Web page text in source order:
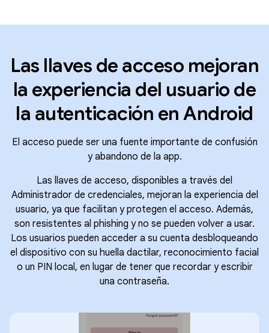
Las llaves de acceso mejoran
la experiencia del usuario de
la autenticación en Android
El acceso puede ser una fuente importante de confusión
y abandono de la app.
Las llaves de acceso, disponibles a través del
Administrador de credenciales, mejoran la experiencia del
usuario, ya que facilitan y protegen el acceso. Además,
son resistentes al phishing y no se pueden volver a usar.
Los usuarios pueden acceder a su cuenta desbloqueando
el dispositivo con su huella dactilar, reconocimiento facial
o un PIN local, en lugar de tener que recordar y escribir
una contraseña.